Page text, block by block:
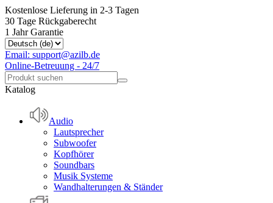
Kostenlose Lieferung in 2-3 Tagen
30 Tage Rückgaberecht
1 Jahr Garantie
Email: support@azilb.de
Online-Betreuung - 24/7
Katalog
Audio
Lautsprecher
Subwoofer
Kopfhörer
Soundbars
Musik Systeme
Wandhalterungen & Ständer